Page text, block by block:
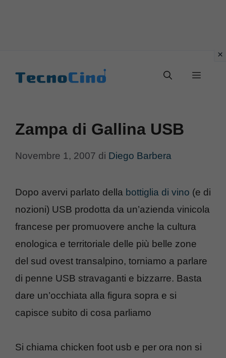
Menu
Zampa di Gallina USB
Novembre 1, 2007 di Diego Barbera
Dopo avervi parlato della bottiglia di vino (e di
nozioni) USB prodotta da un’azienda vinicola
francese per promuovere anche la cultura
enologica e territoriale delle più belle zone
del sud ovest transalpino, torniamo a parlare
di penne USB stravaganti e bizzarre. Basta
dare un’occhiata alla figura sopra e si
capisce subito di cosa parliamo
Si chiama chicken foot usb e per ora non si